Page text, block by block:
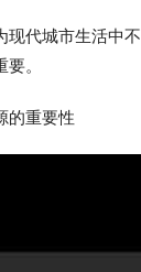
现代城市生活中
。
的重要性